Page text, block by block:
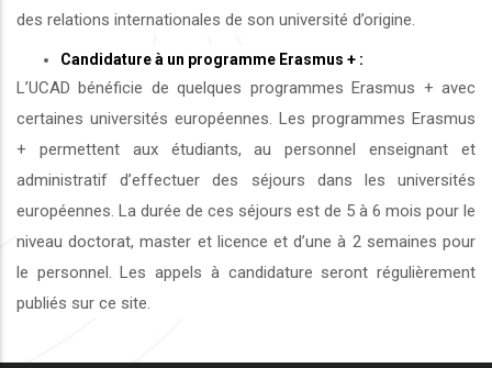
des relations internationales de son université d’origine.
Candidature à un programme Erasmus + :
L’UCAD bénéficie de quelques programmes Erasmus + avec
certaines universités européennes. Les programmes Erasmus
+ permettent aux étudiants, au personnel enseignant et
administratif d’effectuer des séjours dans les universités
européennes. La durée de ces séjours est de 5 à 6 mois pour le
niveau doctorat, master et licence et d’une à 2 semaines pour
le personnel. Les appels à candidature seront régulièrement
publiés sur ce site.